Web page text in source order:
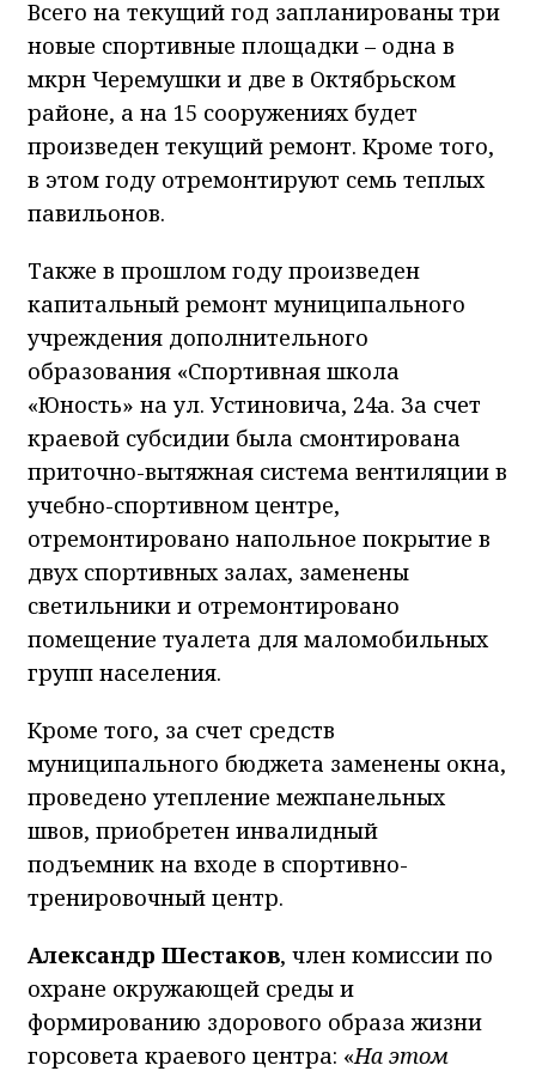
Всего на текущий год запланированы три
новые спортивные площадки – одна в
мкрн Черемушки и две в Октябрьском
районе, а на 15 сооружениях будет
произведен текущий ремонт. Кроме того,
в этом году отремонтируют семь теплых
павильонов.
Также в прошлом году произведен
капитальный ремонт муниципального
учреждения дополнительного
образования «Спортивная школа
«Юность» на ул. Устиновича, 24а. За счет
краевой субсидии была смонтирована
приточно-вытяжная система вентиляции в
учебно-спортивном центре,
отремонтировано напольное покрытие в
двух спортивных залах, заменены
светильники и отремонтировано
помещение туалета для маломобильных
групп населения.
Кроме того, за счет средств
муниципального бюджета заменены окна,
проведено утепление межпанельных
швов, приобретен инвалидный
подъемник на входе в спортивно-
тренировочный центр.
Александр Шестаков, член комиссии по
охране окружающей среды и
формированию здорового образа жизни
горсовета краевого центра: «На этом